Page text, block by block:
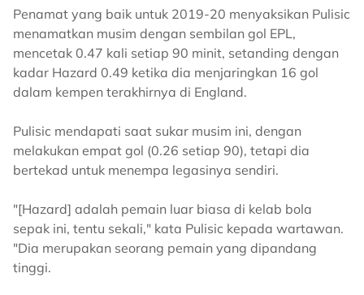
Penamat yang baik untuk 2019-20 menyaksikan Pulisic
menamatkan musim dengan sembilan gol EPL,
mencetak 0.47 kali setiap 90 minit, setanding dengan
kadar Hazard 0.49 ketika dia menjaringkan 16 gol
dalam kempen terakhirnya di England.
Pulisic mendapati saat sukar musim ini, dengan
melakukan empat gol (0.26 setiap 90), tetapi dia
bertekad untuk menempa legasinya sendiri.
"[Hazard] adalah pemain luar biasa di kelab bola
sepak ini, tentu sekali," kata Pulisic kepada wartawan.
"Dia merupakan seorang pemain yang dipandang
tinggi.